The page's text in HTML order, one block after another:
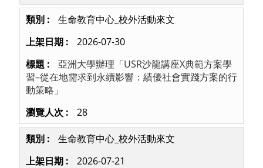
生命教育中心_校外活動來文
2026-07-30
亞洲大學辦理「USR沙龍講座X典範方案學
習–從在地需求到永續影響：績優社會實踐方案的行
動策略」
28
生命教育中心_校外活動來文
2026-07-21